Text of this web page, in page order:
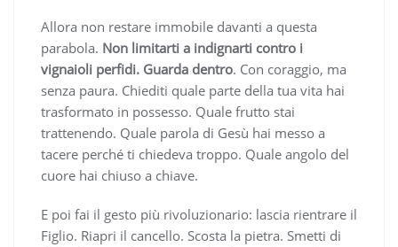
Allora non restare immobile davanti a questa
parabola. Non limitarti a indignarti contro i
vignaioli perfidi. Guarda dentro. Con coraggio, ma
senza paura. Chiediti quale parte della tua vita hai
trasformato in possesso. Quale frutto stai
trattenendo. Quale parola di Gesù hai messo a
tacere perché ti chiedeva troppo. Quale angolo del
cuore hai chiuso a chiave.
E poi fai il gesto più rivoluzionario: lascia rientrare il
Figlio. Riapri il cancello. Scosta la pietra. Smetti di